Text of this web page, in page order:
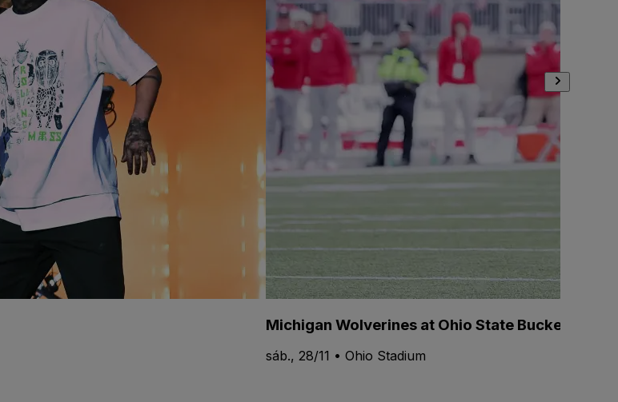
Michigan Wolverines at Ohio State Buckeyes
sáb., 28/11 • Ohio Stadium